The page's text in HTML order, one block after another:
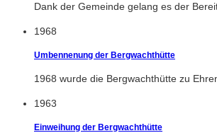
Dank der Gemeinde gelang es der
1968
Umbennenung der Bergwachthütte
1968 wurde die Bergwachthütte zu
1963
Einweihung der Bergwachthütte